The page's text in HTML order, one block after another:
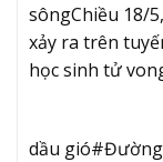
sôngChiều 18/
xảy ra trên
học sinh tử
dầu